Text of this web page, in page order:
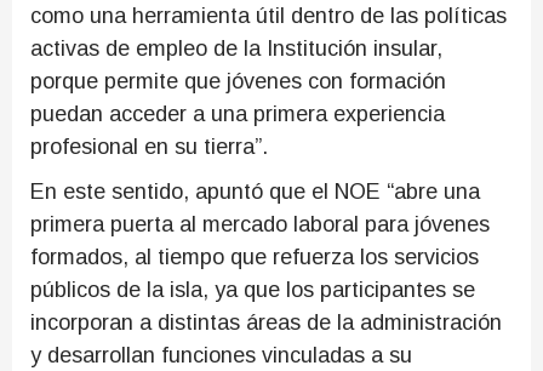
como una herramienta útil dentro de las políticas
activas de empleo de la Institución insular,
porque permite que jóvenes con formación
puedan acceder a una primera experiencia
profesional en su tierra”.
En este sentido, apuntó que el NOE “abre una
primera puerta al mercado laboral para jóvenes
formados, al tiempo que refuerza los servicios
públicos de la isla, ya que los participantes se
incorporan a distintas áreas de la administración
y desarrollan funciones vinculadas a su